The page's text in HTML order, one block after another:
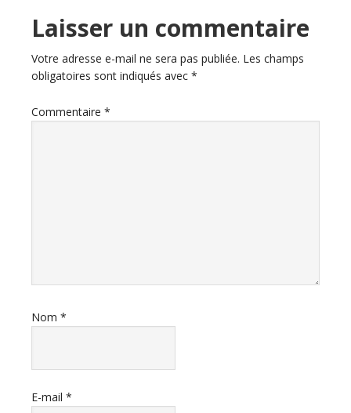
Interactions
du
lecteur
Laisser un commentaire
Votre adresse e-mail ne sera pas publiée. Les champs
obligatoires sont indiqués avec *
Commentaire *
Nom *
E-mail *